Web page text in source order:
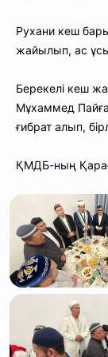
Рухани кеш
жайылып, ас
Берекелі кеш
Мұхаммед
ғибрат алып,
ҚМДБ-ның